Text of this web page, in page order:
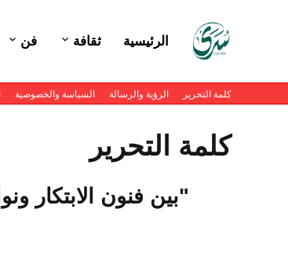
الرئيسية ثقافة فن
كلمة التحرير الرؤية والرسالة السياسة والخصوصية
كلمة التحرير
"بين فنون الابتكار